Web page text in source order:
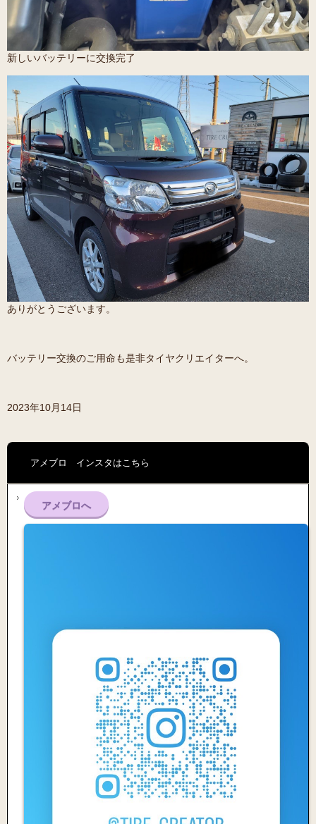
新しいバッテリーに交換完了
ありがとうございます。
バッテリー交換のご用命も是非タイヤクリエイターへ。
2023年10月14日
アメブロ インスタはこちら
アメブロへ